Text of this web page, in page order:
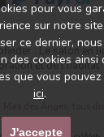
pour vous
sur notre site.
ce dernier,
des cookies ainsi
que vous
ici.
J'accepte